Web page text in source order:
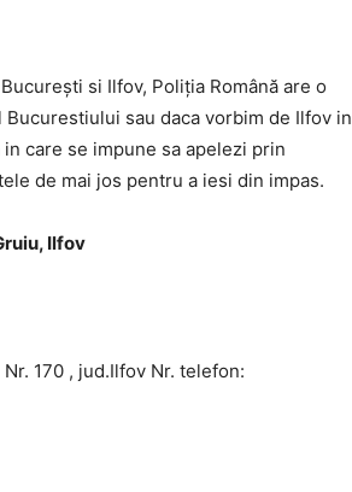
si Ilfov, Poliția Română are o
sau daca vorbim de Ilfov in
care se impune sa apelezi prin
de mai jos pentru a iesi din impas.
Ilfov
170 , jud.Ilfov Nr. telefon: